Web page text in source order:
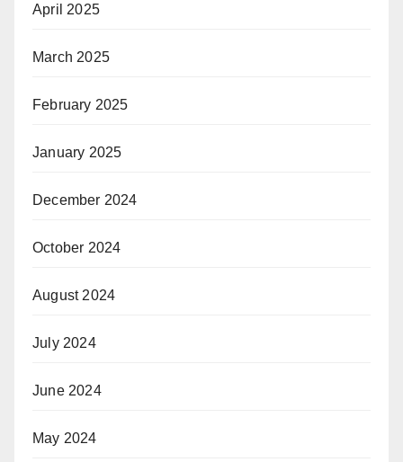
April 2025
March 2025
February 2025
January 2025
December 2024
October 2024
August 2024
July 2024
June 2024
May 2024